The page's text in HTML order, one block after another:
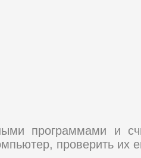
программами и
проверить их